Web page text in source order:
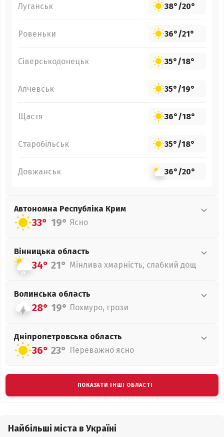
Луганськ 38°/20°
Ровеньки 36°/21°
Сіверськодонецьк 35°/18°
Алчевськ 35°/19°
Щастя 36°/18°
Старобільськ 35°/18°
Довжанськ 36°/20°
Автономна Республіка Крим
33° 19° Ясно
Вінницька область
34° 21° Мінлива хмарність, слабкий дощ
Волинська область
28° 19° Похмуро, грози
Дніпропетровська область
36° 23° Переважно ясно
ПОКАЗАТИ ІНШІ ОБЛАСТІ
Найбільші міста в Україні